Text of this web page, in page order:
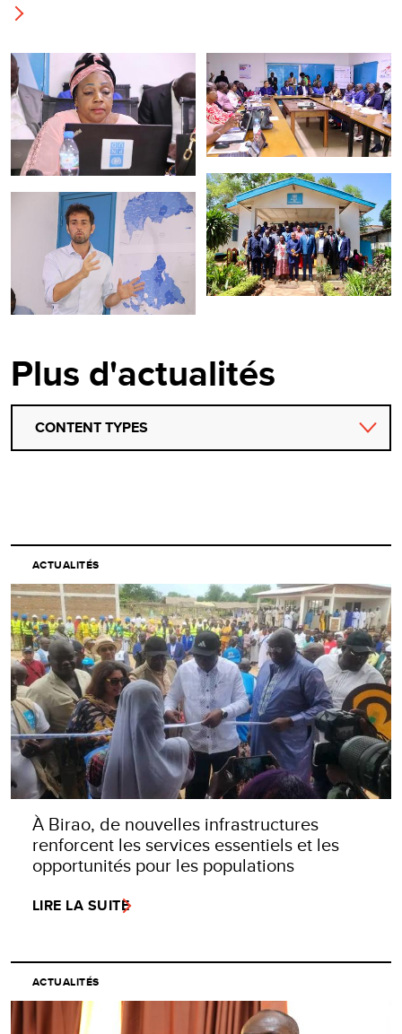
Plus d'actualités
CONTENT TYPES
ACTUALITÉS
À Birao, de nouvelles infrastructures
renforcent les services essentiels et les
opportunités pour les populations
LIRE LA SUITE
ACTUALITÉS